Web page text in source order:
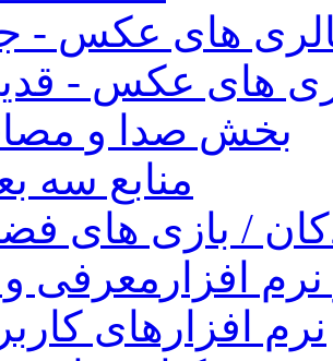
های عکس -
های عکس -
بخش صدا و
منابع سه
/ بازی های
افزار معرفی و
نرم افزارهای